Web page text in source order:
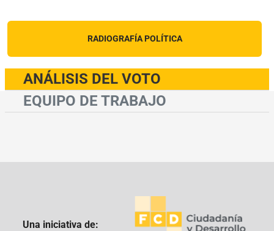
RADIOGRAFÍA POLÍTICA
ANÁLISIS DEL VOTO
EQUIPO DE TRABAJO
Una iniciativa de: